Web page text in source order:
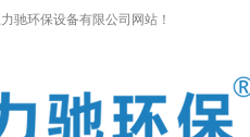
驰环保设备有限公司网站！